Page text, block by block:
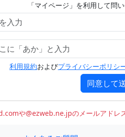
「マイページ」を利用して問
利用規約およびプライバシーポリシ
同意して
や@ezweb.ne.jpのメールアドレ